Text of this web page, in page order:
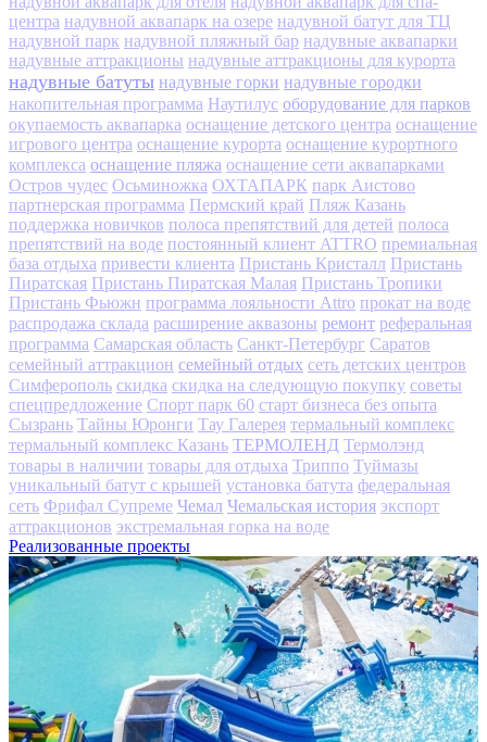
центра надувной аквапарк на озере надувной батут для ТЦ
надувной парк надувной пляжный бар надувные аквапарки
надувные аттракционы надувные аттракционы для курорта
надувные батуты надувные горки надувные городки
накопительная программа Наутилус оборудование для парков
окупаемость аквапарка оснащение детского центра оснащение
игрового центра оснащение курорта оснащение курортного
комплекса оснащение пляжа оснащение сети аквапарками
Остров чудес Осьминожка ОХТАПАРК парк Аистово
партнерская программа Пермский край Пляж Казань
поддержка новичков полоса препятствий для детей полоса
препятствий на воде постоянный клиент ATTRO премиальная
база отдыха привести клиента Пристань Кристалл Пристань
Пиратская Пристань Пиратская Малая Пристань Тропики
Пристань Фьюжн программа лояльности Attro прокат на воде
распродажа склада расширение аквазоны ремонт реферальная
программа Самарская область Санкт-Петербург Саратов
семейный аттракцион семейный отдых сеть детских центров
Симферополь скидка скидка на следующую покупку советы
спецпредложение Спорт парк 60 старт бизнеса без опыта
Сызрань Тайны Юронги Тау Галерея термальный комплекс
термальный комплекс Казань ТЕРМОЛЕНД Термолэнд
товары в наличии товары для отдыха Триппо Туймазы
уникальный батут с крышей установка батута федеральная
сеть Фрифал Супреме Чемал Чемальская история экспорт
аттракционов экстремальная горка на воде
Реализованные проекты